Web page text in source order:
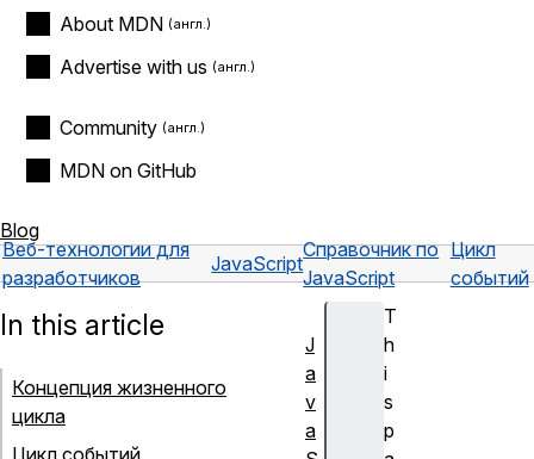
About MDN
Advertise with us
Community
MDN on GitHub
Blog
Веб-технологии для
разработчиков
JavaScript
Справочник по
JavaScript
Цикл
событий
T
h
i
s
p
In this article
Концепция жизненного
цикла
J
a
v
a